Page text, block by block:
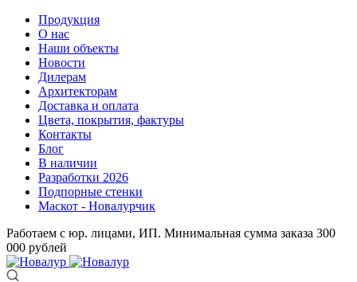
Продукция
О нас
Наши объекты
Новости
Дилерам
Архитекторам
Доставка и оплата
Цвета, покрытия, фактуры
Контакты
Блог
В наличии
Разработки 2026
Подпорные стенки
Маскот - Новалурчик
Работаем с юр. лицами, ИП. Минимальная сумма заказа 300
000 рублей